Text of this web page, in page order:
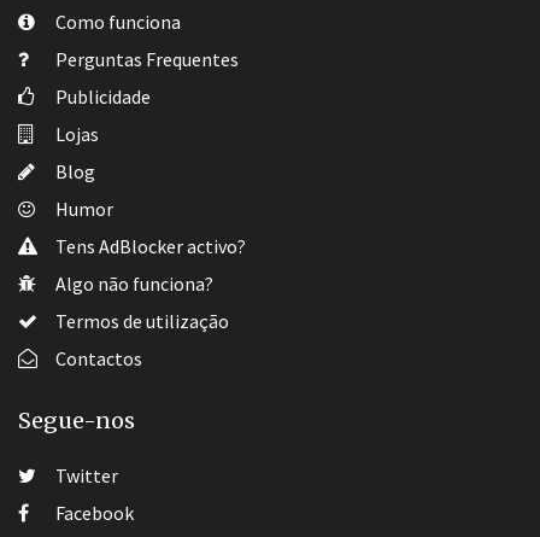
Como funciona
Perguntas Frequentes
Publicidade
Lojas
Blog
Humor
Tens AdBlocker activo?
Algo não funciona?
Termos de utilização
Contactos
Segue-nos
Twitter
Facebook